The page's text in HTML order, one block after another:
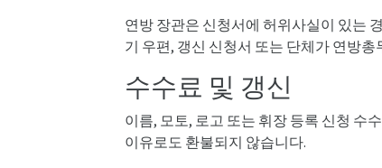
연방 장관은 신청서에 허위사실이 있는
기 우편, 갱신 신청서 또는 단체가 연방
수수료 및 갱신
이름, 모토, 로고 또는 휘장 등록 신청 수
이유로도 환불되지 않습니다.